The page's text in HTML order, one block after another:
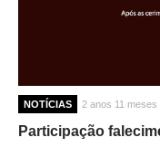
NOTÍCIAS 2 anos 11 meses
Participação